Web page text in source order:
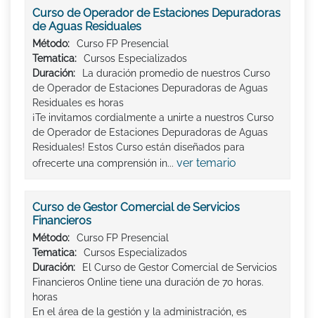
Curso de Operador de Estaciones Depuradoras
de Aguas Residuales
Método:
Curso FP Presencial
Tematica:
Cursos Especializados
Duración:
La duración promedio de nuestros Curso
de Operador de Estaciones Depuradoras de Aguas
Residuales es horas
¡Te invitamos cordialmente a unirte a nuestros Curso
de Operador de Estaciones Depuradoras de Aguas
Residuales! Estos Curso están diseñados para
ofrecerte una comprensión in... ver temario
Curso de Gestor Comercial de Servicios
Financieros
Método:
Curso FP Presencial
Tematica:
Cursos Especializados
Duración:
El Curso de Gestor Comercial de Servicios
Financieros Online tiene una duración de 70 horas.
horas
En el área de la gestión y la administración, es